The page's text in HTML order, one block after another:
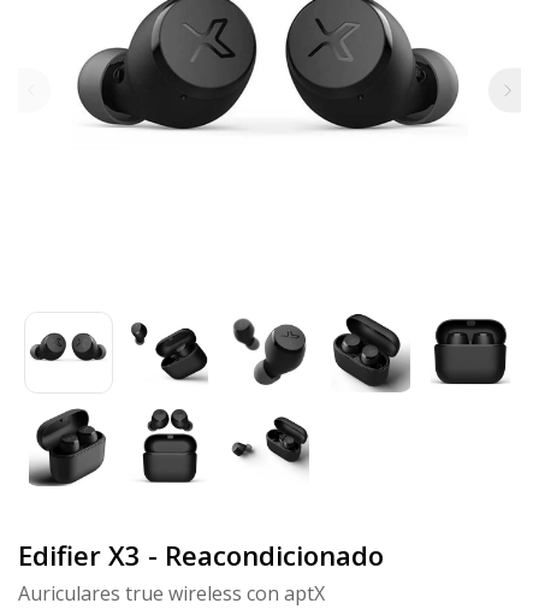
Edifier X3 - Reacondicionado
Auriculares true wireless con aptX